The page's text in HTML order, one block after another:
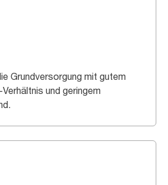
Grundversorgung mit gutem
und geringem